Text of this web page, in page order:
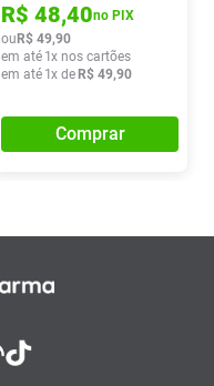
R$ 48,40no PIX
ou R$ 49,90
em até 1x nos cartões
em até 1x de R$ 49,90
Comprar